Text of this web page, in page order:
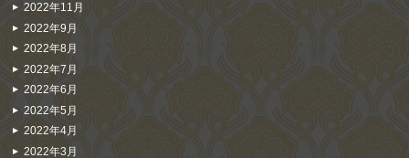
2022年11月
2022年9月
2022年8月
2022年7月
2022年6月
2022年5月
2022年4月
2022年3月